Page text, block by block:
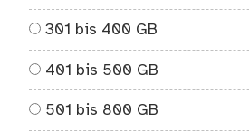
301 bis 400 GB
401 bis 500 GB
501 bis 800 GB